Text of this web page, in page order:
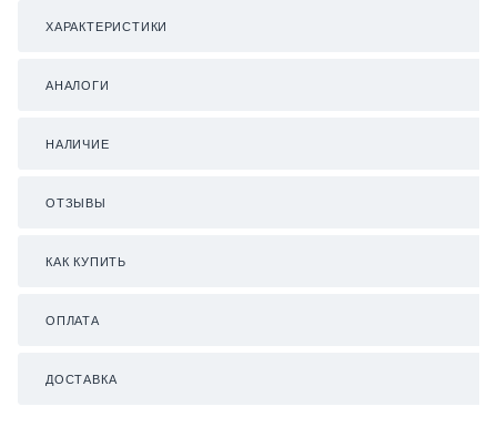
ХАРАКТЕРИСТИКИ
АНАЛОГИ
НАЛИЧИЕ
ОТЗЫВЫ
КАК КУПИТЬ
ОПЛАТА
ДОСТАВКА